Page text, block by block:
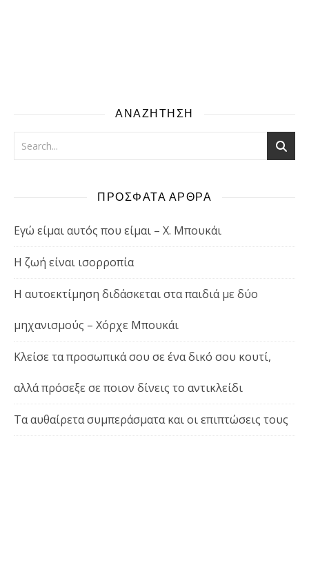
ΑΝΑΖΗΤΗΣΗ
ΠΡΟΣΦΑΤΑ ΑΡΘΡΑ
Εγώ είμαι αυτός που είμαι – Χ. Μπουκάι
Η ζωή είναι ισορροπία
Η αυτοεκτίμηση διδάσκεται στα παιδιά με δύο
μηχανισμούς – Χόρχε Μπουκάι
Κλείσε τα προσωπικά σου σε ένα δικό σου κουτί,
αλλά πρόσεξε σε ποιον δίνεις το αντικλείδι
Τα αυθαίρετα συμπεράσματα και οι επιπτώσεις τους